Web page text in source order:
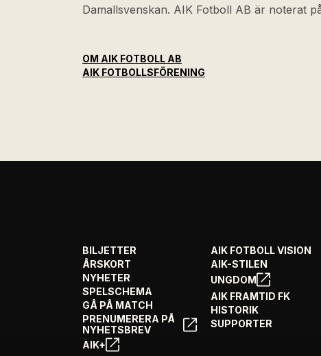
Damallsvenskan. AIK Fotboll AB är noterat
OM AIK FOTBOLL AB
AIK FOTBOLLSFÖRENING
BILJETTER
ÅRSKORT
NYHETER
SPELSCHEMA
GÅ PÅ MATCH
PRENUMERERA PÅ
NYHETSBREV
AIK+
AIK FOTBOLL VISION
AIK-STILEN
UNGDOM
AIK FRAMTID FK
HISTORIK
SUPPORTER